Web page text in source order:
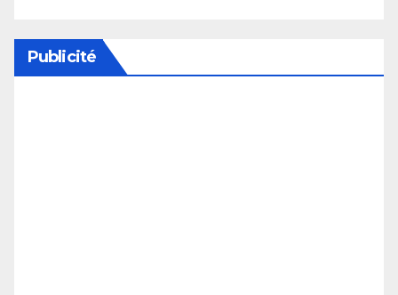
Publicité